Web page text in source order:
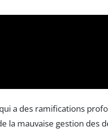
a des ramifications
la mauvaise gestion des